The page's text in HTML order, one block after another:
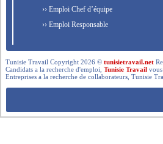
›› Emploi Chef d’équipe
›› Emploi Responsable
Tunisie Travail Copyright 2026 ©tunisietravail.net
Candidats a la recherche d'emploi,Tunisie Travail
Entreprises a la recherche de collaborateurs, Tunisie